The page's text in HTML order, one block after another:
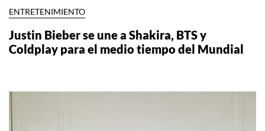
ENTRETENIMIENTO
Justin Bieber se une a Shakira, BTS y
Coldplay para el medio tiempo del Mundial